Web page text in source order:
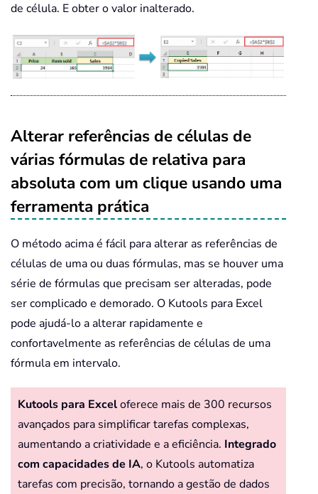
de célula. E obter o valor inalterado.
Alterar referências de células de
várias fórmulas de relativa para
absoluta com um clique usando uma
ferramenta prática
O método acima é fácil para alterar as referências de
células de uma ou duas fórmulas, mas se houver uma
série de fórmulas que precisam ser alteradas, pode
ser complicado e demorado. O Kutools para Excel
pode ajudá-lo a alterar rapidamente e
confortavelmente as referências de células de uma
fórmula em intervalo.
Kutools para Exceloferece mais de 300 recursos
avançados para simplificar tarefas complexas,
aumentando a criatividade e a eficiência. Integrado
com capacidades de IA, o Kutools automatiza
tarefas com precisão, tornando a gestão de dados